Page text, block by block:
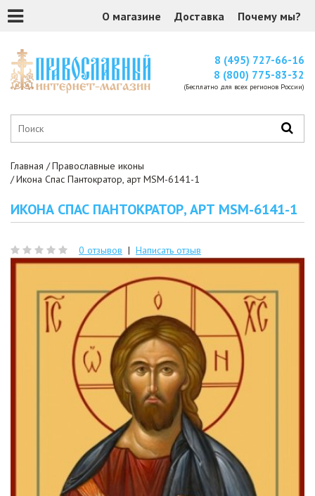
О магазине Доставка Почему мы?
8 (495) 727-66-16
8 (800) 775-83-32
(Бесплатно для всех регионов России)
Главная
Православные иконы
Икона Спас Пантократор, арт MSM-6141-1
ИКОНА СПАС ПАНТОКРАТОР, АРТ MSM-6141-1
0 отзывов | Написать отзыв